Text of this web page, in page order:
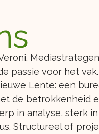
passie voor het
Lente: een
de betrokkenheid
in analyse, sterk
Structureel of